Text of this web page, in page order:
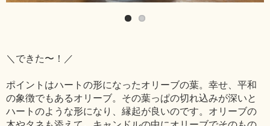
＼できた〜！／
ポイントはハートの形になったオリーブの葉。幸せ、平和
の象徴でもあるオリーブ。その葉っぱの切れ込みが深いと
ハートのような形になり、縁起が良いのです。オリーブの